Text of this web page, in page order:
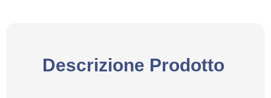
Descrizione Prodotto